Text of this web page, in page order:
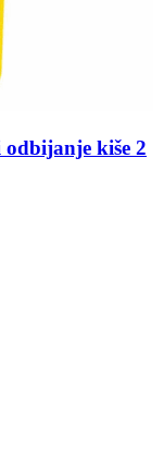
odbijanje kiše 2